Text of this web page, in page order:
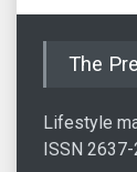
The
Lifestyle
ISSN